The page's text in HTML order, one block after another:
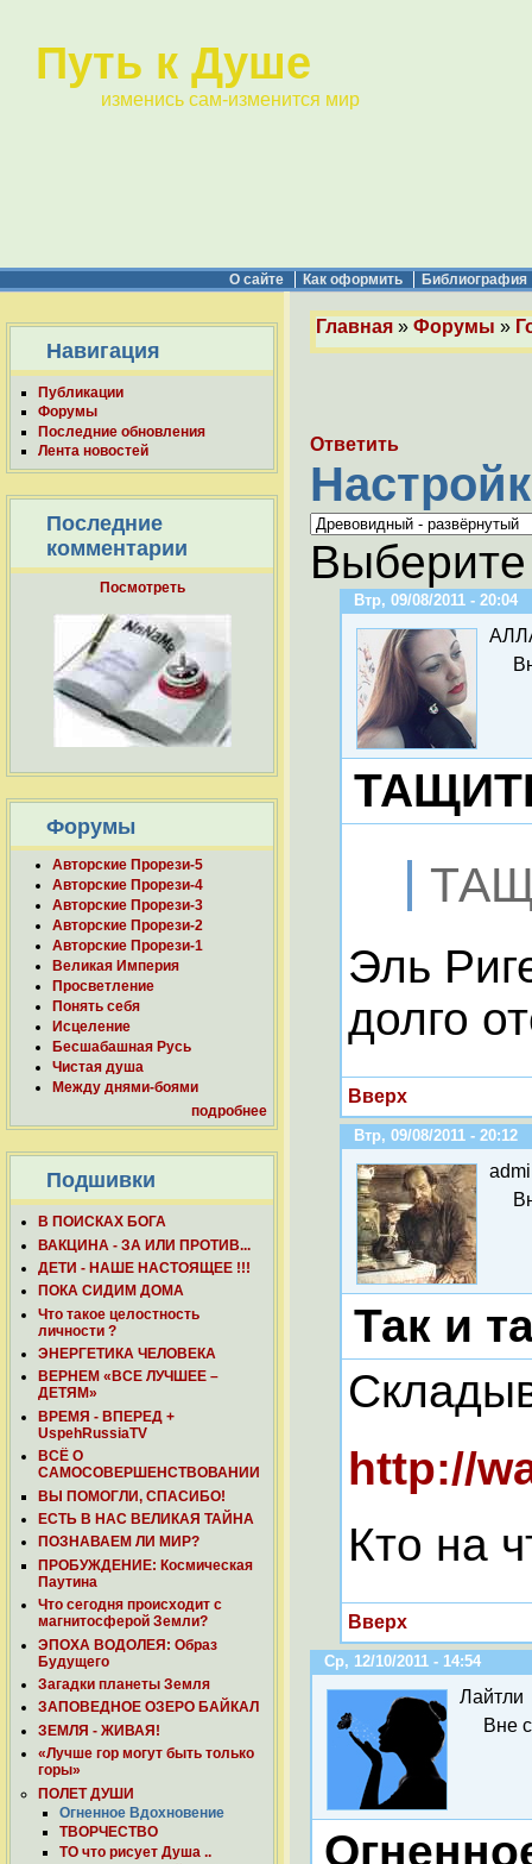
Путь к Душе
изменись сам-изменится мир
О сайте Как оформить Библиография
Навигация
Публикации
Форумы
Последние обновления
Лента новостей
Последние
комментарии
Посмотреть
Форумы
Авторские Прорези-5
Авторские Прорези-4
Авторские Прорези-3
Авторские Прорези-2
Авторские Прорези-1
Великая Империя
Просветление
Понять себя
Исцеление
Бесшабашная Русь
Чистая душа
Между днями-боями
подробнее
Подшивки
В ПОИСКАХ БОГА
ВАКЦИНА - ЗА ИЛИ ПРОТИВ...
ДЕТИ - НАШЕ НАСТОЯЩЕЕ !!!
ПОКА СИДИМ ДОМА
Что такое целостность
личности ?
ЭНЕРГЕТИКА ЧЕЛОВЕКА
ВЕРНЕМ «ВСЕ ЛУЧШЕЕ –
ДЕТЯМ»
ВРЕМЯ - ВПЕРЕД +
UspehRussiaTV
ВСЁ О
САМОСОВЕРШЕНСТВОВАНИИ
ВЫ ПОМОГЛИ, СПАСИБО!
ЕСТЬ В НАС ВЕЛИКАЯ ТАЙНА
ПОЗНАВАЕМ ЛИ МИР?
ПРОБУЖДЕНИЕ: Космическая
Паутина
Что сегодня происходит с
магнитосферой Земли?
ЭПОХА ВОДОЛЕЯ: Образ
Будущего
Загадки планеты Земля
ЗАПОВЕДНОЕ ОЗЕРО БАЙКАЛ
ЗЕМЛЯ - ЖИВАЯ!
«Лучше гор могут быть только
горы»
ПОЛЕТ ДУШИ
Огненное Вдохновение
ТВОРЧЕСТВО
ТО что рисует Душа ..
Главная » Форумы »
Ответить
Втр, 09/08/2011 - 20:04
Эль
долго
Вверх
Втр, 09/08/2011 - 20:12
Так и
http://
Кто на
Вверх
Ср, 12/10/2011 - 14:54
Лайтли
Вне